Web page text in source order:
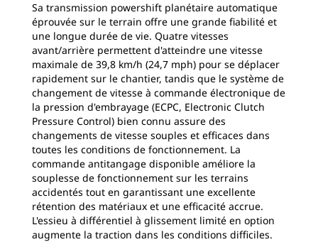
Sa transmission powershift planétaire automatique
éprouvée sur le terrain offre une grande fiabilité et
une longue durée de vie. Quatre vitesses
avant/arrière permettent d'atteindre une vitesse
maximale de 39,8 km/h (24,7 mph) pour se déplacer
rapidement sur le chantier, tandis que le système de
changement de vitesse à commande électronique de
la pression d'embrayage (ECPC, Electronic Clutch
Pressure Control) bien connu assure des
changements de vitesse souples et efficaces dans
toutes les conditions de fonctionnement. La
commande antitangage disponible améliore la
souplesse de fonctionnement sur les terrains
accidentés tout en garantissant une excellente
rétention des matériaux et une efficacité accrue.
L'essieu à différentiel à glissement limité en option
augmente la traction dans les conditions difficiles.